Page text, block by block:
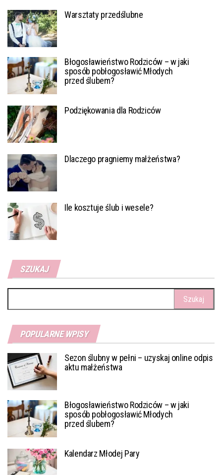
Warsztaty przedślubne
Błogosławieństwo Rodziców – w jaki
sposób pobłogosławić Młodych
przed ślubem?
Podziękowania dla Rodziców
Dlaczego pragniemy małżeństwa?
Ile kosztuje ślub i wesele?
SZUKAJ
POPULARNE WPISY
Sezon ślubny w pełni – uzyskaj online odpis
aktu małżeństwa
Błogosławieństwo Rodziców – w jaki
sposób pobłogosławić Młodych
przed ślubem?
Kalendarz Młodej Pary